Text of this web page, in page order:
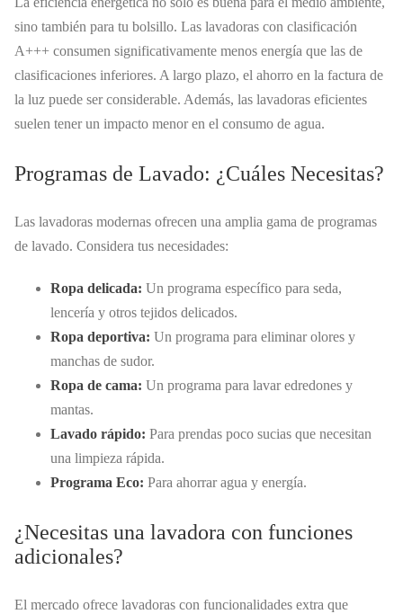
sino también para tu bolsillo. Las lavadoras con clasificación
A+++ consumen significativamente menos energía que las de
clasificaciones inferiores. A largo plazo, el ahorro en la factura de
la luz puede ser considerable. Además, las lavadoras eficientes
suelen tener un impacto menor en el consumo de agua.
Programas de Lavado: ¿Cuáles Necesitas?
Las lavadoras modernas ofrecen una amplia gama de programas
de lavado. Considera tus necesidades:
Ropa delicada: Un programa específico para seda,
lencería y otros tejidos delicados.
Ropa deportiva: Un programa para eliminar olores y
manchas de sudor.
Ropa de cama: Un programa para lavar edredones y
mantas.
Lavado rápido: Para prendas poco sucias que necesitan
una limpieza rápida.
Programa Eco: Para ahorrar agua y energía.
¿Necesitas una lavadora con funciones
adicionales?
El mercado ofrece lavadoras con funcionalidades extra que